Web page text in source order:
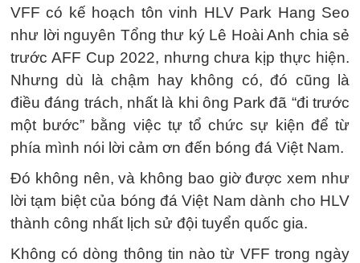
VFF có kế hoạch tôn vinh HLV Park Hang Seo
như lời nguyên Tổng thư ký Lê Hoài Anh chia sẻ
trước AFF Cup 2022, nhưng chưa kịp thực hiện.
Nhưng dù là chậm hay không có, đó cũng là
điều đáng trách, nhất là khi ông Park đã “đi trước
một bước” bằng việc tự tổ chức sự kiện để từ
phía mình nói lời cảm ơn đến bóng đá Việt Nam.
Đó không nên, và không bao giờ được xem như
lời tạm biệt của bóng đá Việt Nam dành cho HLV
thành công nhất lịch sử đội tuyển quốc gia.
Không có dòng thông tin nào từ VFF trong ngày